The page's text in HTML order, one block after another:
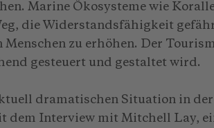
Marine Ökosysteme wie
die Widerstandsfähigkeit
Menschen zu erhöhen. Der
gesteuert und gestaltet wird.
dramatischen Situation in
dem Interview mit Mitchell Lay,